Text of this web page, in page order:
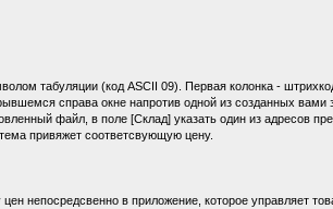
табуляции (код ASCII 09). Первая колонка -
справа окне напротив одной из созданных вами
файл, в поле [Склад] указать один из адресов
привяжет соответсвующую цену.
непосредсвенно в приложение, которое управляет